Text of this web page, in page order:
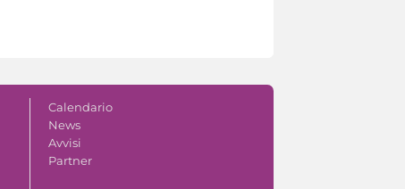
Calendario
News
Avvisi
Partner